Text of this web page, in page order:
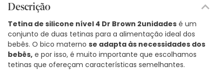
Descrição
Tetina de silicone nível 4 Dr Brown 2unidades é um
conjunto de duas tetinas para a alimentação ideal dos
bebês. O bico materno se adapta às necessidades dos
bebês, e por isso, é muito importante que escolhamos
tetinas que ofereçam características semelhantes.